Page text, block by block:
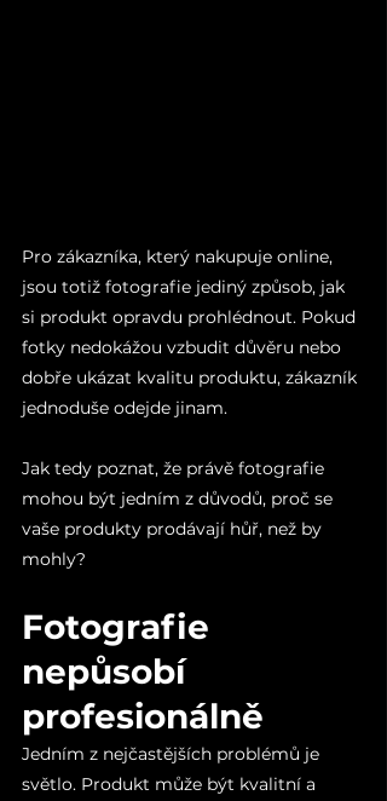
Pro zákazníka, který nakupuje online,
jsou totiž fotografie jediný způsob, jak
si produkt opravdu prohlédnout. Pokud
fotky nedokážou vzbudit důvěru nebo
dobře ukázat kvalitu produktu, zákazník
jednoduše odejde jinam.
Jak tedy poznat, že právě fotografie
mohou být jedním z důvodů, proč se
vaše produkty prodávají hůř, než by
mohly?
Fotografie
nepůsobí
profesionálně
Jedním z nejčastějších problémů je
světlo. Produkt může být kvalitní a